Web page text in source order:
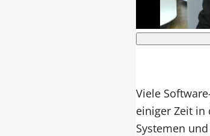
Viele
einiger Zeit in
Systemen